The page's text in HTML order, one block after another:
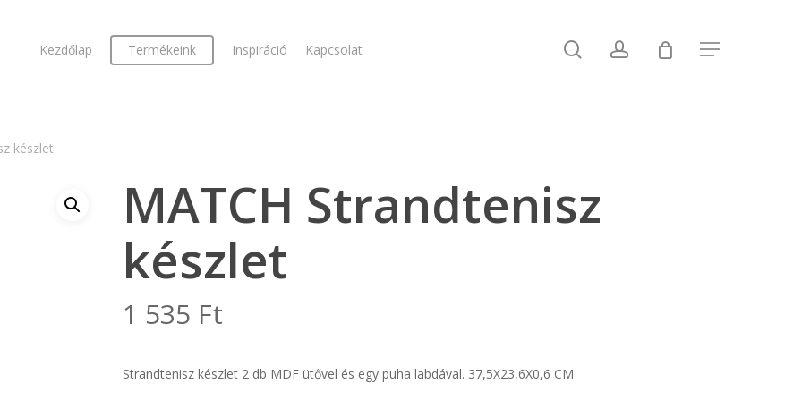
Kezdőlap Termékeink Inspiráció Kapcsolat searchaccount Menu
készlet
MATCH Strandtenisz
készlet
1 535 Ft
Strandtenisz készlet 2 db MDF ütővel és egy puha labdával. 37,5X23,6X0,6 CM